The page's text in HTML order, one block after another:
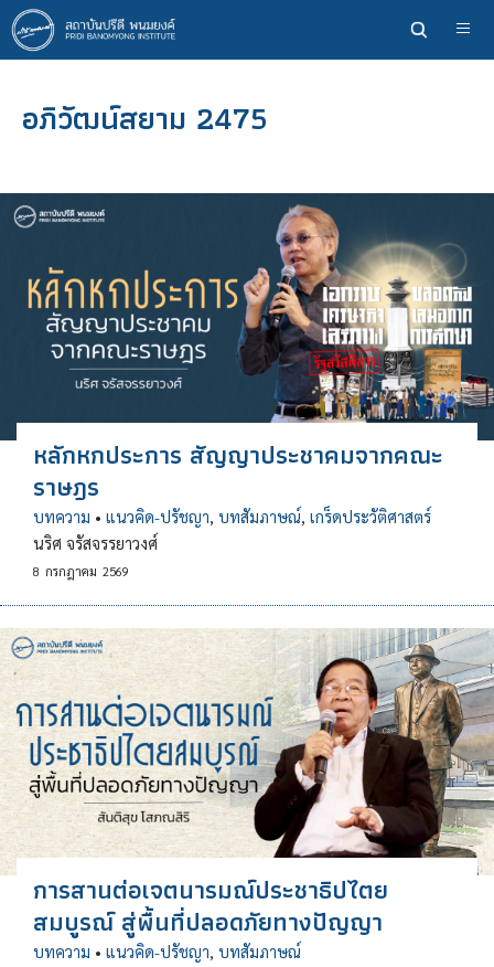
ข้าม
ไป
ยัง
หลักอภิวัฒน์สยาม 2475
หลักหกประการ สัญญาประชาคมจากคณะ
ราษฎร
บทความ • แนวคิด-ปรัชญา, บทสัมภาษณ์, เกร็ดประวัติศาสตร์
นริศ จรัสจรรยาวงศ์
8 กรกฎาคม 2569
การสานต่อเจตนารมณ์ประชาธิปไตย
สมบูรณ์ สู่พื้นที่ปลอดภัยทางปัญญา
บทความ • แนวคิด-ปรัชญา, บทสัมภาษณ์